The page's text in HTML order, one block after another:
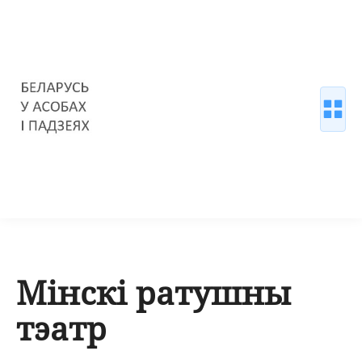
Мінскі ратушны
тэатр